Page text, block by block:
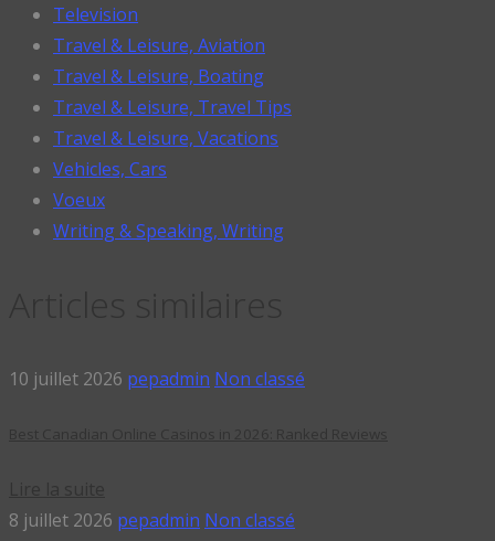
Television
Travel & Leisure, Aviation
Travel & Leisure, Boating
Travel & Leisure, Travel Tips
Travel & Leisure, Vacations
Vehicles, Cars
Voeux
Writing & Speaking, Writing
10 juillet 2026 pepadmin Non classé
8 juillet 2026 pepadmin Non classé